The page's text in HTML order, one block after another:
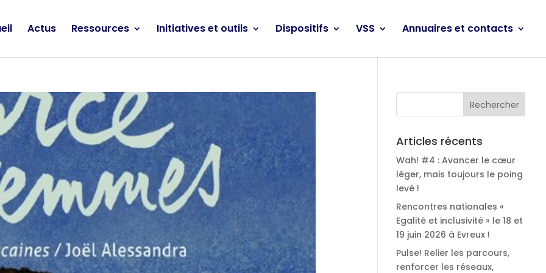
Actus Ressources Initiatives et outils Dispositifs VSS Annuaires et contacts
Articles récents
Wah! #4 : Avancer le cœur
léger, mais toujours le poing
levé !
Rencontres nationales «
Egalité et inclusivité » le 18 et
19 juin 2026 à Evreux !
Pulse! Relier les parcours,
renforcer les réseaux,